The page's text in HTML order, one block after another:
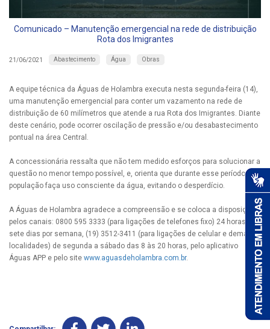
Comunicado – Manutenção emergencial na rede de distribuição
Rota dos Imigrantes
21/06/2021 Abastecimento Água Obras
A equipe técnica da Águas de Holambra executa nesta segunda-feira (14),
uma manutenção emergencial para conter um vazamento na rede de
distribuição de 60 milímetros que atende a rua Rota dos Imigrantes. Diante
deste cenário, pode ocorrer oscilação de pressão e/ou desabastecimento
pontual na área Central.
A concessionária ressalta que não tem medido esforços para solucionar a
questão no menor tempo possível, e, orienta que durante esse período, a
população faça uso consciente da água, evitando o desperdício.
A Águas de Holambra agradece a compreensão e se coloca a disposição
pelos canais: 0800 595 3333 (para ligações de telefones fixo) 24 horas,
sete dias por semana, (19) 3512-3411 (para ligações de celular e demais
localidades) de segunda a sábado das 8 às 20 horas, pelo aplicativo
Águas APP e pelo site www.aguasdeholambra.com.br.